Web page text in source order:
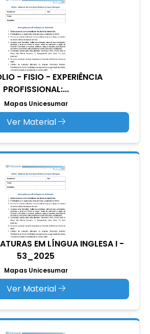
- FISIO - EXPERIÊNCIA
PROFISSIONAL:...
Mapas Unicesumar
Ver Material
EM LÍNGUA INGLESA I -
53_2025
Mapas Unicesumar
Ver Material